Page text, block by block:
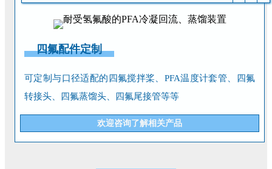
四氟配件定制
可定制与口径适配的四氟搅拌桨、PFA温度计套管、四氟
转接头、四氟蒸馏头、四氟尾接管等等
欢迎咨询了解相关产品